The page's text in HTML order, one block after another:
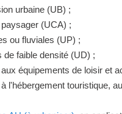
urbaine (UB) ;
(UCA) ;
ou fluviales (UP) ;
de faible densité (UD) ;
équipements de loisir et
l'hébergement touristique,